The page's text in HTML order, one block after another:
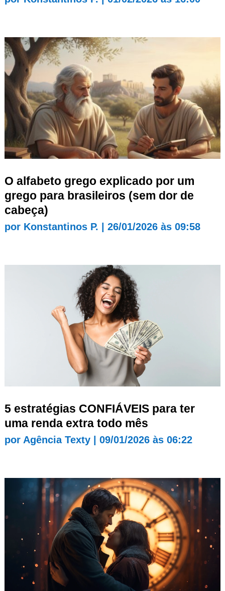
O alfabeto grego explicado por um
grego para brasileiros (sem dor de
cabeça)
por Konstantinos P. 26/01/2026 às 09:58
5 estratégias CONFIÁVEIS para ter
uma renda extra todo mês
por Agência Texty| 09/01/2026 às 06:22